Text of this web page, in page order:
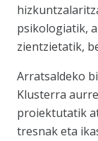
psikologiatik,
zientzietatik,
Arratsaldeko
Klusterra
proiektutatik
tresnak eta